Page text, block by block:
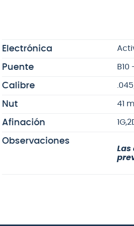
Electrónica
Puente
Calibre
Nut 41
Afinación
Observaciones